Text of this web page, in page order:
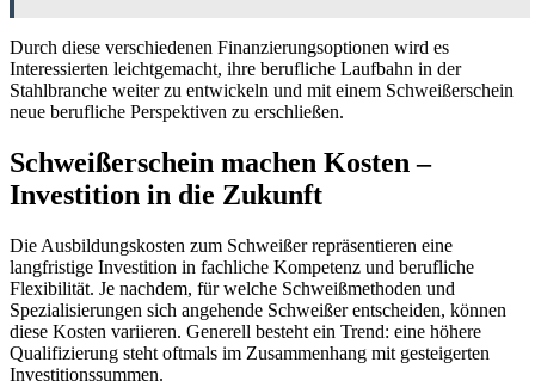
Durch diese verschiedenen Finanzierungsoptionen wird es
Interessierten leichtgemacht, ihre berufliche Laufbahn in der
Stahlbranche weiter zu entwickeln und mit einem Schweißerschein
neue berufliche Perspektiven zu erschließen.
Schweißerschein machen Kosten –
Investition in die Zukunft
Die Ausbildungskosten zum Schweißer repräsentieren eine
langfristige Investition in fachliche Kompetenz und berufliche
Flexibilität. Je nachdem, für welche Schweißmethoden und
Spezialisierungen sich angehende Schweißer entscheiden, können
diese Kosten variieren. Generell besteht ein Trend: eine höhere
Qualifizierung steht oftmals im Zusammenhang mit gesteigerten
Investitionssummen.